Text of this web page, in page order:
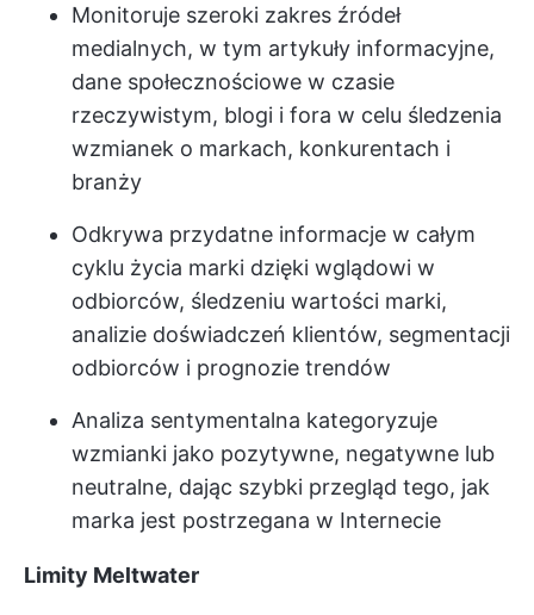
Monitoruje szeroki zakres źródeł
medialnych, w tym artykuły informacyjne,
dane społecznościowe w czasie
rzeczywistym, blogi i fora w celu śledzenia
wzmianek o markach, konkurentach i
branży
Odkrywa przydatne informacje w całym
cyklu życia marki dzięki wglądowi w
odbiorców, śledzeniu wartości marki,
analizie doświadczeń klientów, segmentacji
odbiorców i prognozie trendów
Analiza sentymentalna kategoryzuje
wzmianki jako pozytywne, negatywne lub
neutralne, dając szybki przegląd tego, jak
marka jest postrzegana w Internecie
Limity Meltwater